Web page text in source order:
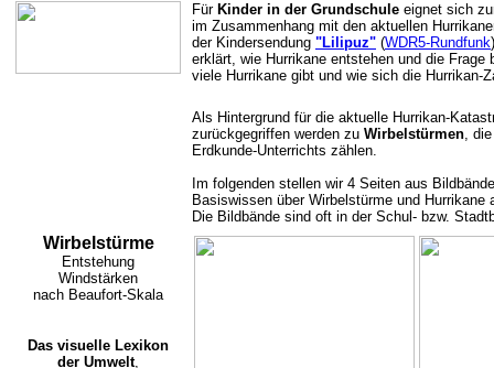
Für Kinder in der Grundschule eignet sich
im Zusammenhang mit den aktuellen
der Kindersendung "Lilipuz" (WDR5-Rundfunk
erklärt, wie Hurrikane entstehen und die
viele Hurrikane gibt und wie sich die Hurrikan-
Als Hintergrund für die aktuelle Hurrikan-
zurückgegriffen werden zu Wirbelstürmen,
Erdkunde-Unterrichts zählen.
Im folgenden stellen wir 4 Seiten aus
Basiswissen über Wirbelstürme und Hurrikane
Die Bildbände sind oft in der Schul- bzw.
Wirbelstürme
Entstehung
Windstärken
nach Beaufort-Skala
Das visuelle Lexikon
der Umwelt,